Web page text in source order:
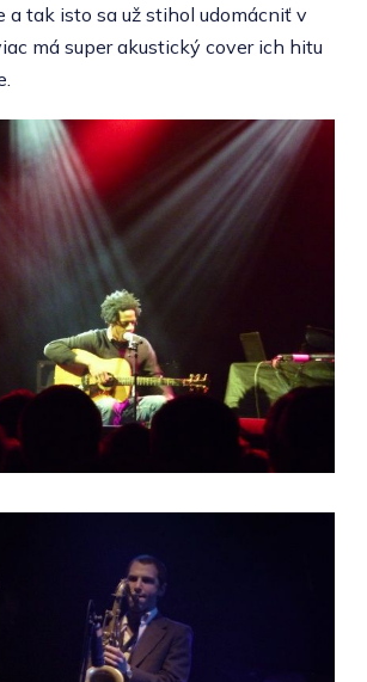
a tak isto sa už stihol udomácniť v
má super akustický cover ich hitu